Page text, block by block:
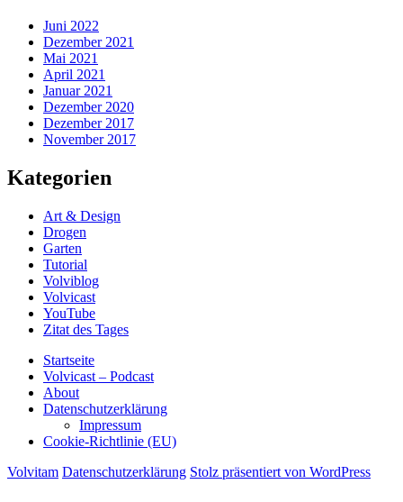
Juni 2022
Dezember 2021
Mai 2021
April 2021
Januar 2021
Dezember 2020
Dezember 2017
November 2017
Kategorien
Art & Design
Drogen
Garten
Tutorial
Volviblog
Volvicast
YouTube
Zitat des Tages
Startseite
Volvicast – Podcast
About
Datenschutzerklärung
Impressum
Cookie-Richtlinie (EU)
Volvitam Datenschutzerklärung Stolz präsentiert von WordPress